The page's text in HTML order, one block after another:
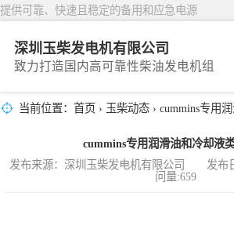
提供可靠、快速且稳定的备用和应急电源
深圳玉柴发电机有限公司
致力打造国内高可靠性柴油发电机组
当前位置： 首页 › 玉柴动态 › cummins专用
cummins专用润滑油和冷却液
发布来源：深圳玉柴发电机有限公司 发
问量:659
固定开放式